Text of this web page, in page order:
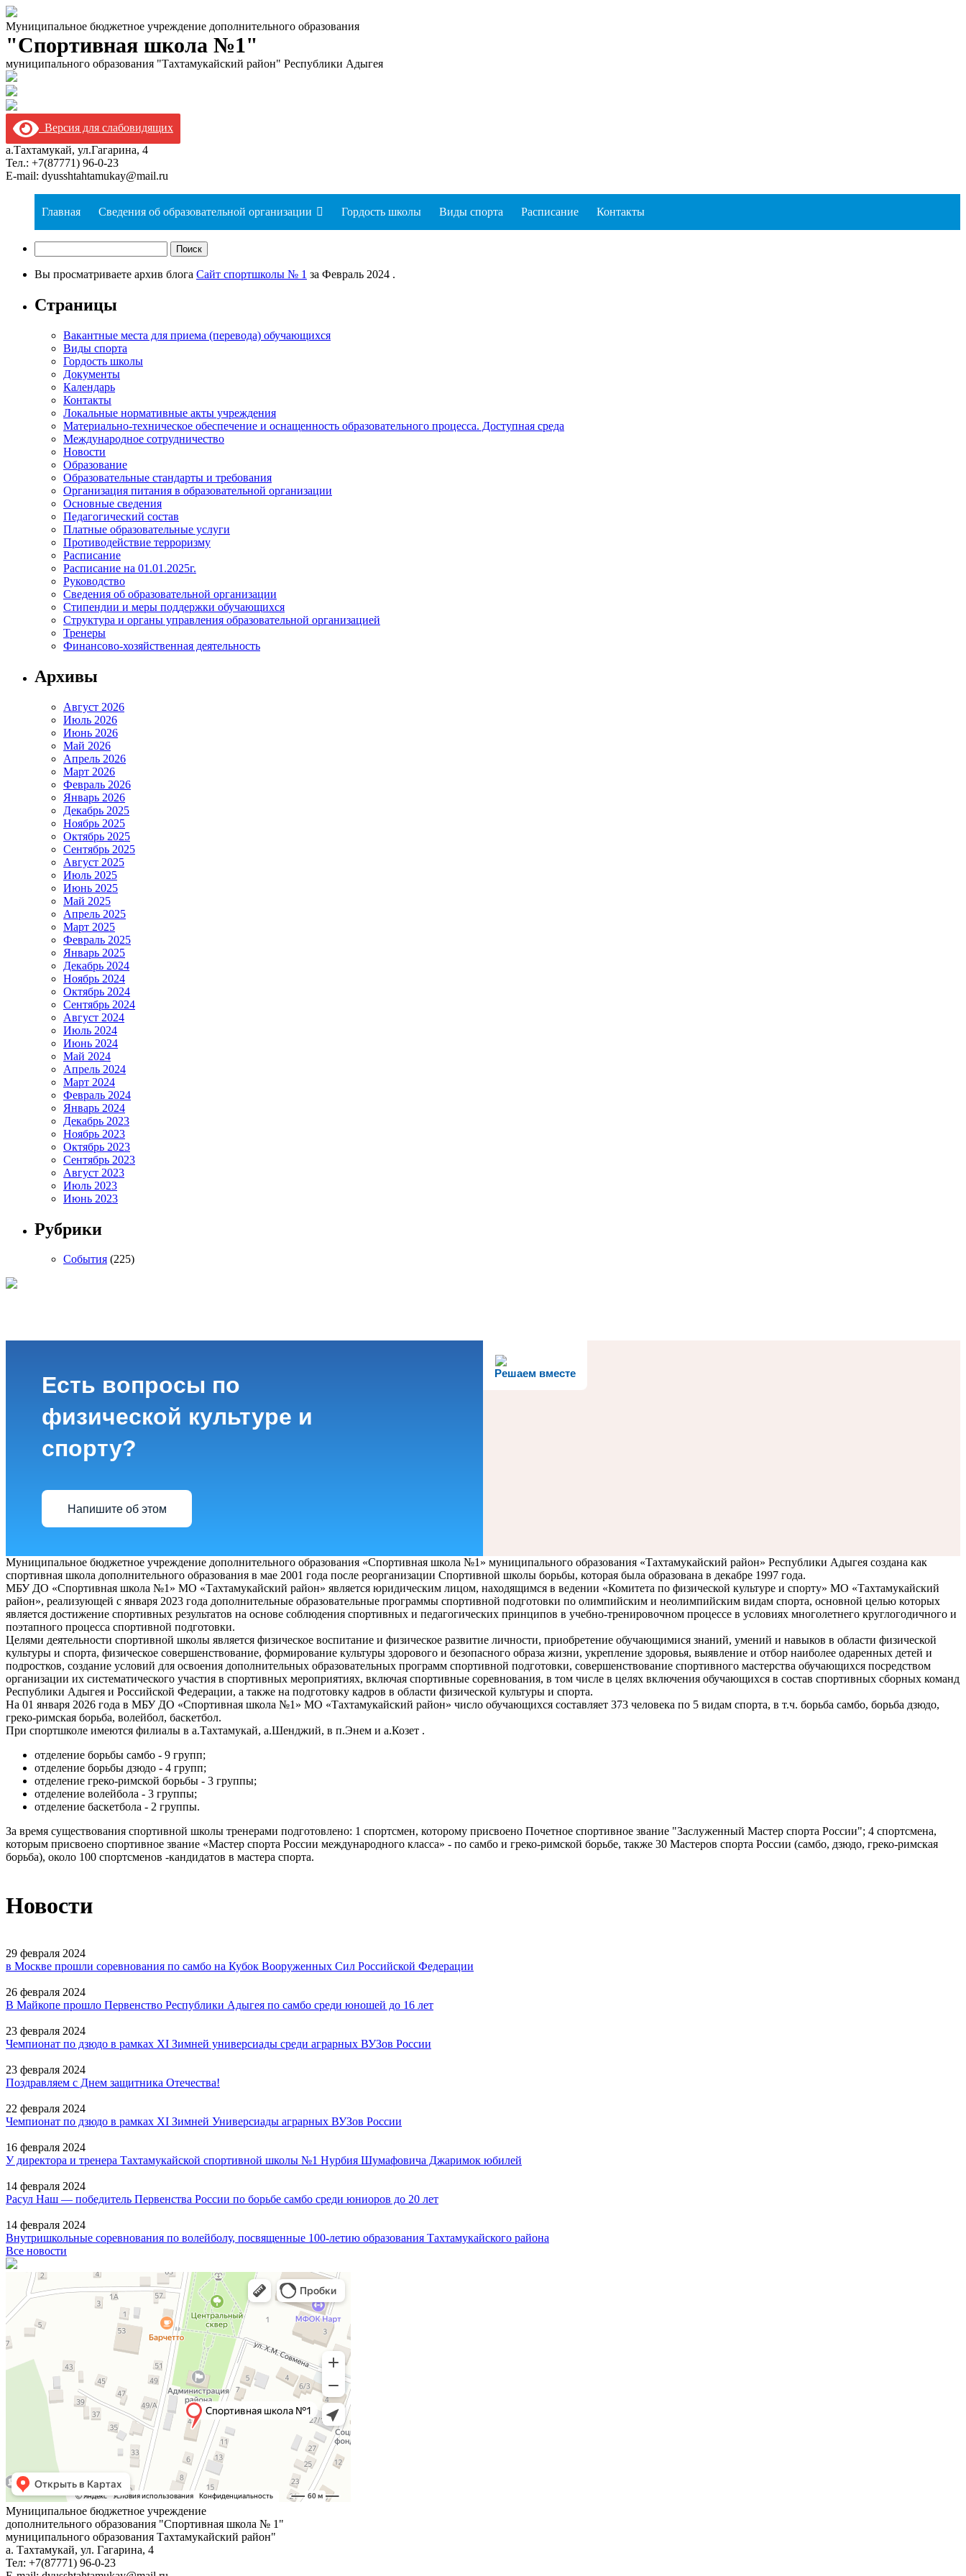
Муниципальное бюджетное учреждение дополнительного образования
"Спортивная школа №1"
муниципального образования "Тахтамукайский район" Республики Адыгея
Версия для слабовидящих
а.Тахтамукай, ул.Гагарина, 4
Тел.: +7(87771) 96-0-23
E-mail: dyusshtahtamukay@mail.ru
Главная Сведения об образовательной организации Гордость школы Виды спорта Расписание Контакты
Вы просматриваете архив блога Сайт спортшколы № 1 за Февраль 2024 .
Страницы
Вакантные места для приема (перевода) обучающихся
Виды спорта
Гордость школы
Документы
Календарь
Контакты
Локальные нормативные акты учреждения
Материально-техническое обеспечение и оснащенность образовательного процесса. Доступная среда
Международное сотрудничество
Новости
Образование
Образовательные стандарты и требования
Организация питания в образовательной организации
Основные сведения
Педагогический состав
Платные образовательные услуги
Противодействие терроризму
Расписание
Расписание на 01.01.2025г.
Руководство
Сведения об образовательной организации
Стипендии и меры поддержки обучающихся
Структура и органы управления образовательной организацией
Тренеры
Финансово-хозяйственная деятельность
Архивы
Август 2026
Июль 2026
Июнь 2026
Май 2026
Апрель 2026
Март 2026
Февраль 2026
Январь 2026
Декабрь 2025
Ноябрь 2025
Октябрь 2025
Сентябрь 2025
Август 2025
Июль 2025
Июнь 2025
Май 2025
Апрель 2025
Март 2025
Февраль 2025
Январь 2025
Декабрь 2024
Ноябрь 2024
Октябрь 2024
Сентябрь 2024
Август 2024
Июль 2024
Июнь 2024
Май 2024
Апрель 2024
Март 2024
Февраль 2024
Январь 2024
Декабрь 2023
Ноябрь 2023
Октябрь 2023
Сентябрь 2023
Август 2023
Июль 2023
Июнь 2023
Рубрики
События (225)
Решаем вместе
Есть вопросы по
физической культуре и
спорту?
Напишите об этом
Муниципальное бюджетное учреждение дополнительного образования «Спортивная школа №1» муниципального образования «Тахтамукайский район» Республики Адыгея создана как
спортивная школа дополнительного образования в мае 2001 года после реорганизации Спортивной школы борьбы, которая была образована в декабре 1997 года.
МБУ ДО «Спортивная школа №1» МО «Тахтамукайский район» является юридическим лицом, находящимся в ведении «Комитета по физической культуре и спорту» МО «Тахтамукайский
район», реализующей с января 2023 года дополнительные образовательные программы спортивной подготовки по олимпийским и неолимпийским видам спорта, основной целью которых
является достижение спортивных результатов на основе соблюдения спортивных и педагогических принципов в учебно-тренировочном процессе в условиях многолетнего круглогодичного и
поэтапного процесса спортивной подготовки.
Целями деятельности спортивной школы является физическое воспитание и физическое развитие личности, приобретение обучающимися знаний, умений и навыков в области физической
культуры и спорта, физическое совершенствование, формирование культуры здорового и безопасного образа жизни, укрепление здоровья, выявление и отбор наиболее одаренных детей и
подростков, создание условий для освоения дополнительных образовательных программ спортивной подготовки, совершенствование спортивного мастерства обучающихся посредством
организации их систематического участия в спортивных мероприятиях, включая спортивные соревнования, в том числе в целях включения обучающихся в состав спортивных сборных команд
Республики Адыгея и Российской Федерации, а также на подготовку кадров в области физической культуры и спорта.
На 01 января 2026 года в МБУ ДО «Спортивная школа №1» МО «Тахтамукайский район» число обучающихся составляет 373 человека по 5 видам спорта, в т.ч. борьба самбо, борьба дзюдо,
греко-римская борьба, волейбол, баскетбол.
При спортшколе имеются филиалы в а.Тахтамукай, а.Шенджий, в п.Энем и а.Козет .
отделение борьбы самбо - 9 групп;
отделение борьбы дзюдо - 4 групп;
отделение греко-римской борьбы - 3 группы;
отделение волейбола - 3 группы;
отделение баскетбола - 2 группы.
За время существования спортивной школы тренерами подготовлено: 1 спортсмен, которому присвоено Почетное спортивное звание "Заслуженный Мастер спорта России"; 4 спортсмена,
которым присвоено спортивное звание «Мастер спорта России международного класса» - по самбо и греко-римской борьбе, также 30 Мастеров спорта России (самбо, дзюдо, греко-римская
борьба), около 100 спортсменов -кандидатов в мастера спорта.
Новости
29 февраля 2024
в Москве прошли соревнования по самбо на Кубок Вооруженных Сил Российской Федерации
26 февраля 2024
В Майкопе прошло Первенство Республики Адыгея по самбо среди юношей до 16 лет
23 февраля 2024
Чемпионат по дзюдо в рамках XI Зимней универсиады среди аграрных ВУЗов России
23 февраля 2024
Поздравляем с Днем защитника Отечества!
22 февраля 2024
Чемпионат по дзюдо в рамках ХI Зимней Универсиады аграрных ВУЗов России
16 февраля 2024
У директора и тренера Тахтамукайской спортивной школы №1 Нурбия Шумафовича Джаримок юбилей
14 февраля 2024
Расул Наш — победитель Первенства России по борьбе самбо среди юниоров до 20 лет
14 февраля 2024
Внутришкольные соревнования по волейболу, посвященные 100-летию образования Тахтамукайского района
Все новости
Муниципальное бюджетное учреждение
дополнительного образования "Спортивная школа № 1"
муниципального образования Тахтамукайский район"
а. Тахтамукай, ул. Гагарина, 4
Тел: +7(87771) 96-0-23